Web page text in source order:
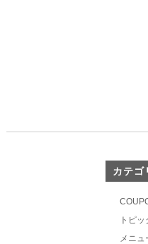
カテゴ
トピッ
メニュ